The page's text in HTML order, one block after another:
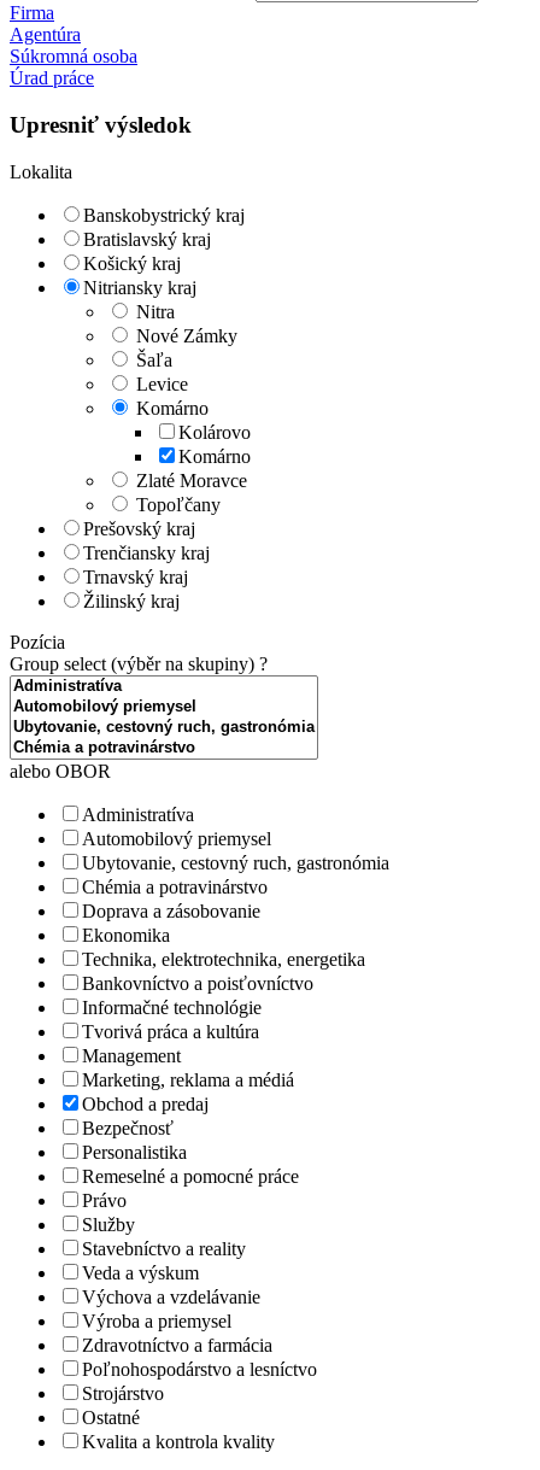
Firma
Agentúra
Súkromná osoba
Úrad práce
Upresniť výsledok
Lokalita
Banskobystrický kraj
Bratislavský kraj
Košický kraj
Nitriansky kraj
Nitra
Nové Zámky
Šaľa
Levice
Komárno
Kolárovo
Komárno
Zlaté Moravce
Topoľčany
Prešovský kraj
Trenčiansky kraj
Trnavský kraj
Žilinský kraj
Pozícia
Group select (výběr na skupiny) ?
alebo OBOR
Administratíva
Automobilový priemysel
Ubytovanie, cestovný ruch, gastronómia
Chémia a potravinárstvo
Doprava a zásobovanie
Ekonomika
Technika, elektrotechnika, energetika
Bankovníctvo a poisťovníctvo
Informačné technológie
Tvorivá práca a kultúra
Management
Marketing, reklama a médiá
Obchod a predaj
Bezpečnosť
Personalistika
Remeselné a pomocné práce
Právo
Služby
Stavebníctvo a reality
Veda a výskum
Výchova a vzdelávanie
Výroba a priemysel
Zdravotníctvo a farmácia
Poľnohospodárstvo a lesníctvo
Strojárstvo
Ostatné
Kvalita a kontrola kvality